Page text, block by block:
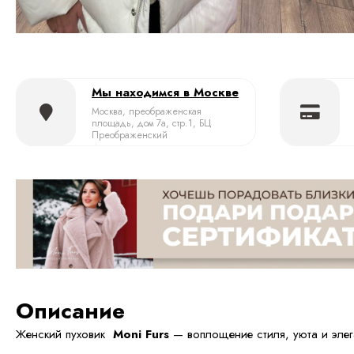
Мы находимся в Москве
Москва, преображенская
площадь, дом 7а, стр.1, БЦ
Преображенский
Описание
Женский пуховик Moni Furs — воплощение стиля, уюта и